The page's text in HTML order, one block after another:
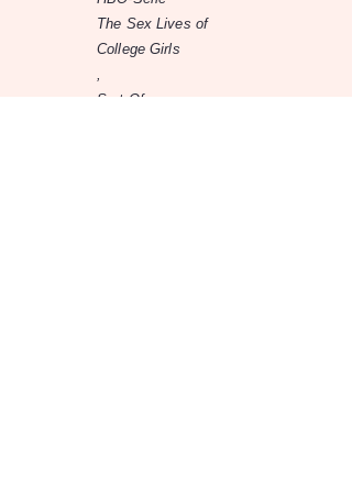
The Sex Lives of
College Girls
,
Sort Of